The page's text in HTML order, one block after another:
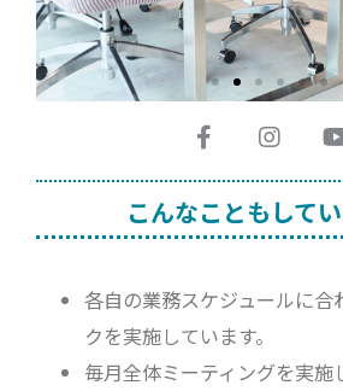
こんなこともして
各自の業務スケジュールに合
クを実施しています。
毎月全体ミーティングを実施